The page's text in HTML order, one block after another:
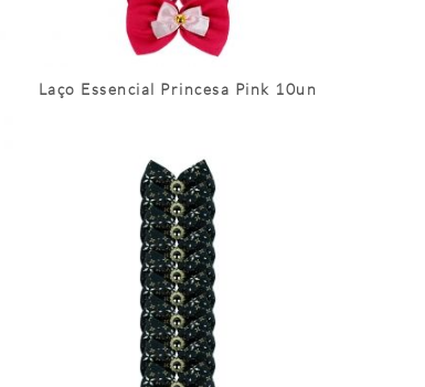
Laço Essencial Princesa Pink 10un